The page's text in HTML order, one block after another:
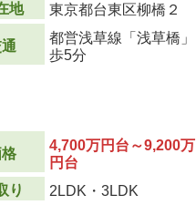
地
東京都台東区柳橋２
都営浅草線「浅草橋」
歩5分
4,700万円台～9,200万
円台
り
2LDK・3LDK